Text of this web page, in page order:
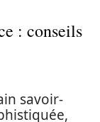
: conseils
savoir-